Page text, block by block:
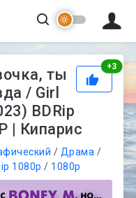
+3
ты
/ Girl
BDRip
| Кипарис
/ Драма /
1080p / 1080p